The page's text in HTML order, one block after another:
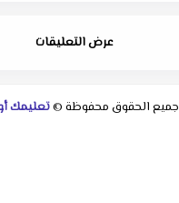
عرض التعليقات
جميع الحقوق محفوظة ©تعليمك